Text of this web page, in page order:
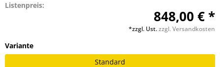
Listenpreis:
848,00 € *
*zzgl. Ust.zzgl. Versandkosten
Variante
Standard